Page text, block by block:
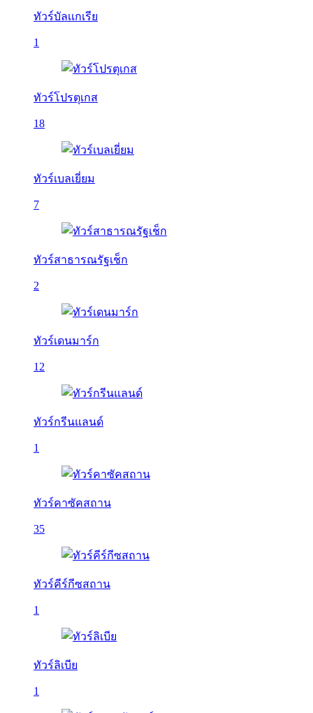
ทัวร์บัลเเกเรีย
1
ทัวร์โปรตุเกส
18
ทัวร์เบลเยี่ยม
7
ทัวร์สาธารณรัฐเช็ก
2
ทัวร์เดนมาร์ก
12
ทัวร์กรีนแลนด์
1
ทัวร์คาซัคสถาน
35
ทัวร์คีร์กีซสถาน
1
ทัวร์ลิเบีย
1